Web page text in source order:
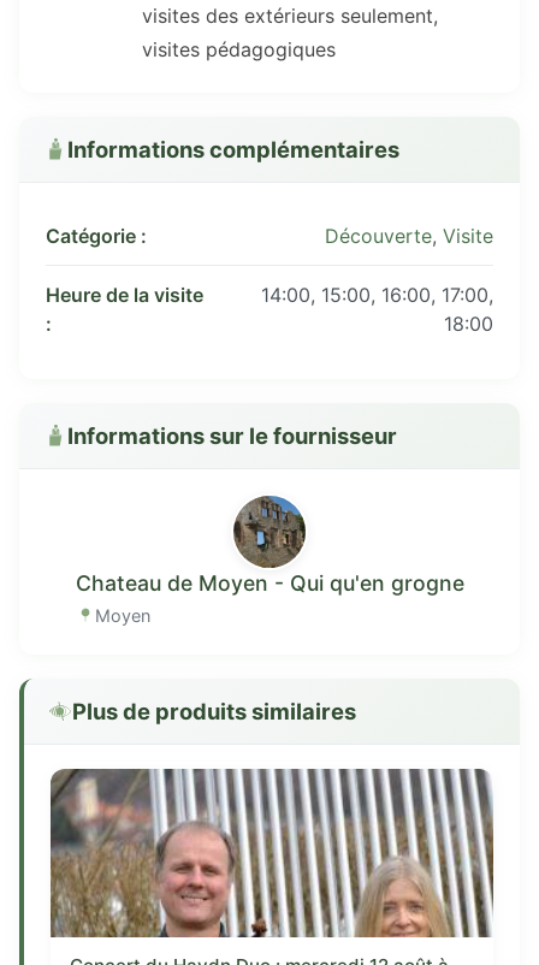
visites des extérieurs seulement,
visites pédagogiques
Informations complémentaires
Catégorie : Découverte, Visite
Heure de la visite
:
14:00, 15:00, 16:00, 17:00,
18:00
Informations sur le fournisseur
Chateau de Moyen - Qui qu'en grogne
Moyen
Plus de produits similaires